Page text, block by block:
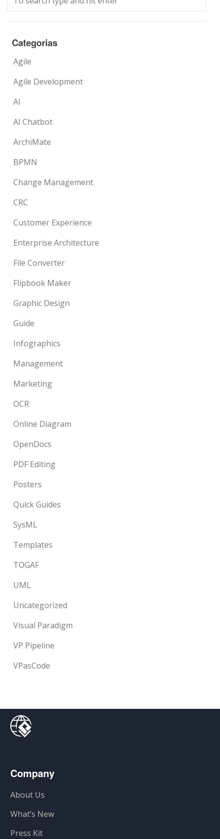
Categorias
Agile
Agile Development
AI
AI Chatbot
ArchiMate
BPMN
Change Management
CRC
Customer Experience
Enterprise Architecture
File Converter
Flipbook Maker
Graphic Design
Guide
Infographics
Management
Marketing
OCR
Online Diagram
OpenDocs
PDF Editing
Posters
Quick Guides
SysML
Templates
TOGAF
UML
Uncategorized
Visual Paradigm
VP Pipeline
VPasCode
Company
About Us
What’s New
Press Kit